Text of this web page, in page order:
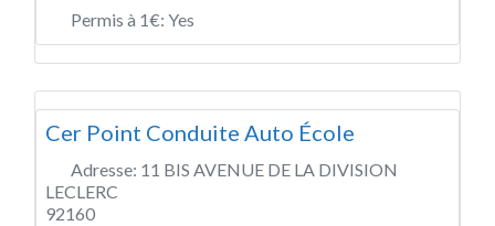
Permis à 1€: Yes
Cer Point Conduite Auto École
Adresse: 11 BIS AVENUE DE LA DIVISION
LECLERC
92160